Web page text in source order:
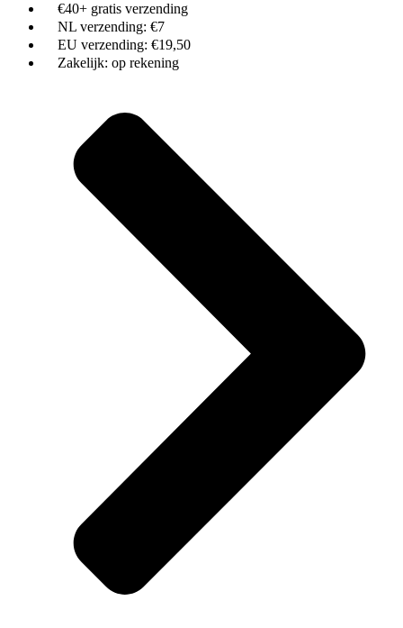
€40+ gratis verzending
NL verzending: €7
EU verzending: €19,50
Zakelijk: op rekening